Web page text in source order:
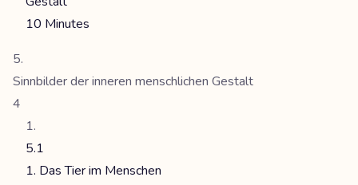
10 Minutes
Sinnbilder der inneren menschlichen Gestalt
4
5.1
1. Das Tier im Menschen